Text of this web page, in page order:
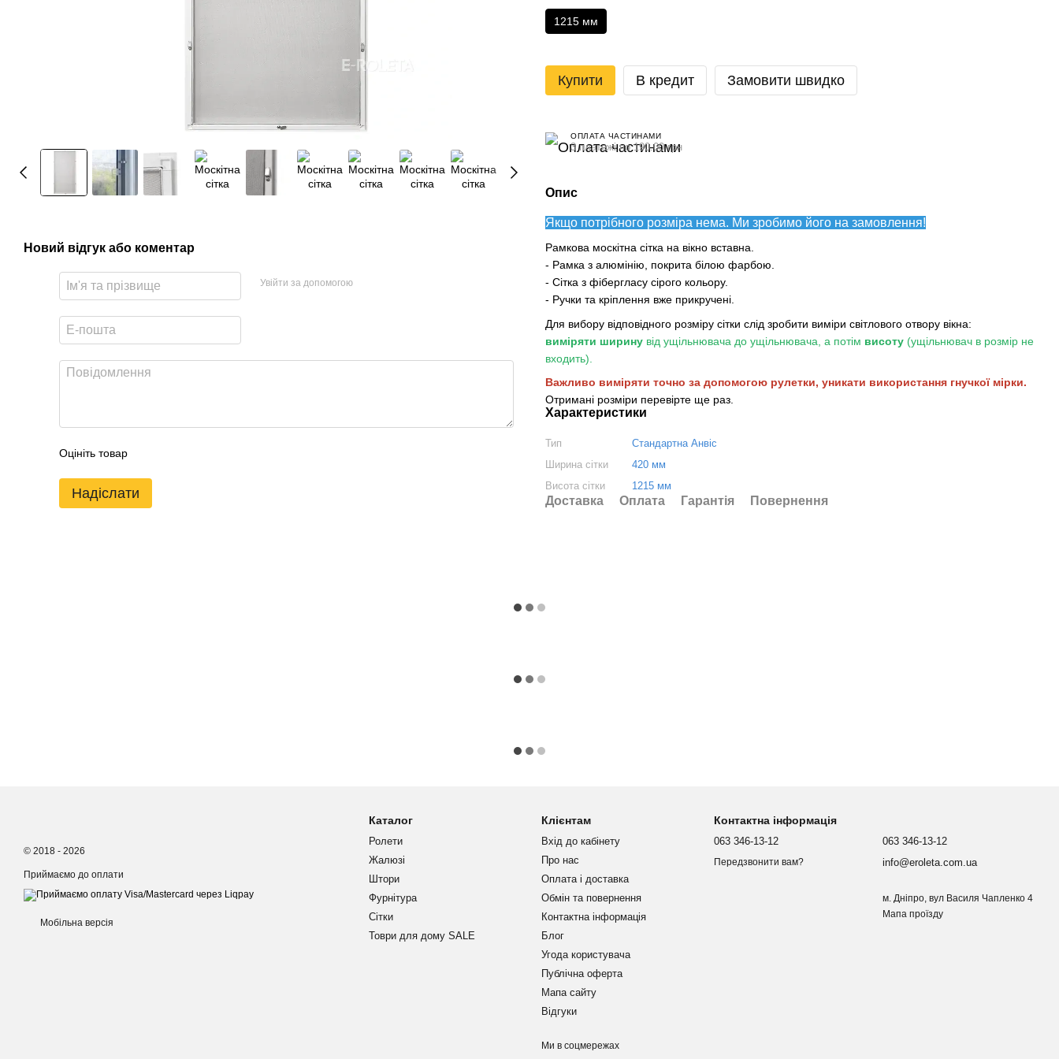
Новий відгук або коментар
Увійти за допомогою
Оцініть товар
Надіслати
1215 мм
Купити В кредит Замовити швидко
ОПЛАТА ЧАСТИНАМИ
3 платежі по 190.00 грн
Опис
Якщо потрібного розміра нема. Ми зробимо його на замовлення!
Рамкова москітна сітка на вікно вставна.
- Рамка з алюмінію, покрита білою фарбою.
- Сітка з фібергласу сірого кольору.
- Ручки та кріплення вже прикручені.
Для вибору відповідного розміру сітки слід зробити виміри світлового отвору вікна:
виміряти ширину від ущільнювача до ущільнювача, а потім висоту (ущільнювач в розмір не
входить).
Важливо виміряти точно за допомогою рулетки, уникати використання гнучкої мірки.
Отримані розміри перевірте ще раз.
Характеристики
Тип
Стандартна Анвіс
Ширина сітки
420 мм
Висота сітки
1215 мм
Доставка Оплата Гарантія Повернення
© 2018 - 2026
Приймаємо до оплати
Мобільна версія
Каталог
Ролети
Жалюзі
Штори
Фурнітура
Сітки
Товри для дому SALE
Клієнтам
Вхід до кабінету
Про нас
Оплата і доставка
Обмін та повернення
Контактна інформація
Блог
Угода користувача
Публічна оферта
Мапа сайту
Відгуки
Ми в соцмережах
Контактна інформація
063 346-13-12
Передзвонити вам?
063 346-13-12
info@eroleta.com.ua
м. Дніпро, вул Василя Чапленко 4
Мапа проїзду